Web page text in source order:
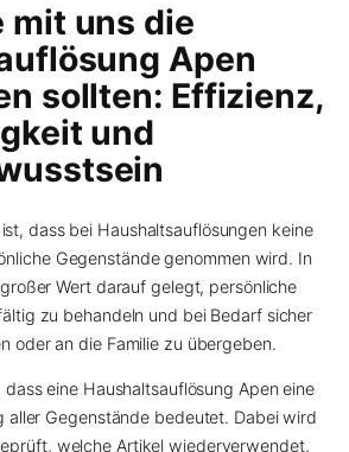
mit uns die
Apen
sollten: Effizienz,
und
dass bei Haushaltsauflösungen keine
Gegenstände genommen wird. In
Wert darauf gelegt, persönliche
zu behandeln und bei Bedarf sicher
oder an die Familie zu übergeben.
eine Haushaltsauflösung Apen eine
aller Gegenstände bedeutet. Dabei wird
welche Artikel wiederverwendet,